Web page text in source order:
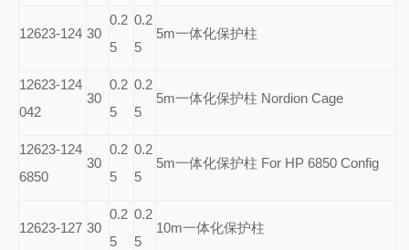
12623-124 30
0.2
5
0.2
5
5m一体化保护柱
12623-124
042
30
0.2
5
0.2
5
5m一体化保护柱 Nordion Cage
12623-124
6850
30
0.2
5
0.2
5
5m一体化保护柱 For HP 6850 Config
12623-127 30
0.2
5
0.2
5
10m一体化保护柱